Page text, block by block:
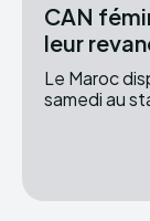
CAN
leur
Le Maroc
samedi au